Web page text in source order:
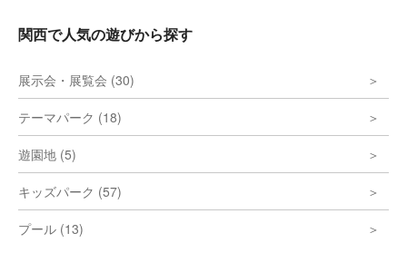
関西で人気の遊びから探す
展示会・展覧会 (30)
テーマパーク (18)
遊園地 (5)
キッズパーク (57)
プール (13)